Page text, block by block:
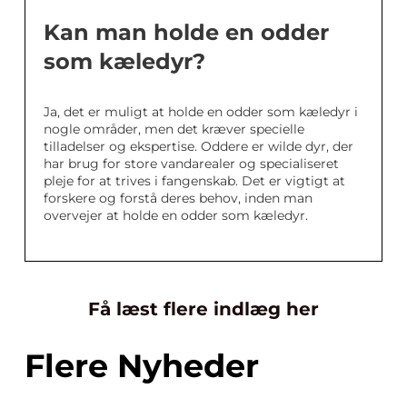
Kan man holde en odder
som kæledyr?
Ja, det er muligt at holde en odder som kæledyr i
nogle områder, men det kræver specielle
tilladelser og ekspertise. Oddere er wilde dyr, der
har brug for store vandarealer og specialiseret
pleje for at trives i fangenskab. Det er vigtigt at
forskere og forstå deres behov, inden man
overvejer at holde en odder som kæledyr.
Få læst flere indlæg her
Flere Nyheder